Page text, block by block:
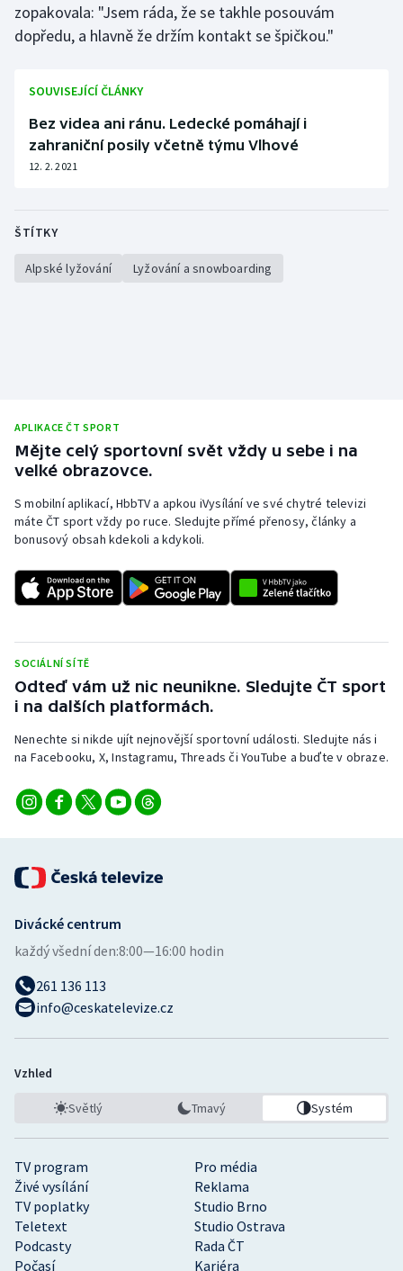
zopakovala: "Jsem ráda, že se takhle posouvám
dopředu, a hlavně že držím kontakt se špičkou."
SOUVISEJÍCÍ ČLÁNKY
Bez videa ani ránu. Ledecké pomáhají i
zahraniční posily včetně týmu Vlhové
12. 2. 2021
ŠTÍTKY
Alpské lyžování Lyžování a snowboarding
APLIKACE ČT SPORT
Mějte celý sportovní svět vždy u sebe i na
velké obrazovce.
S mobilní aplikací, HbbTV a apkou iVysílání ve své chytré televizi
máte ČT sport vždy po ruce. Sledujte přímé přenosy, články a
bonusový obsah kdekoli a kdykoli.
SOCIÁLNÍ SÍTĚ
Odteď vám už nic neunikne. Sledujte ČT sport
i na dalších platformách.
Nenechte si nikde ujít nejnovější sportovní události. Sledujte nás i
na Facebooku, X, Instagramu, Threads či YouTube a buďte v obraze.
TV program
Pro média
Živé vysílání
Reklama
TV poplatky
Studio Brno
Teletext
Studio Ostrava
Podcasty
Rada ČT
Počasí
Kariéra
Divácké centrum
každý všední den:8:00—16:00 hodin
261 136 113
info@ceskatelevize.cz
Vzhled
Světlý Tmavý Systém